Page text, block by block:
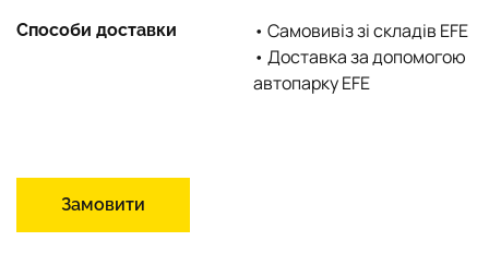
Способи доставки
• Самовивіз зі складів EFE
• Доставка за допомогою
автопарку EFE
Замовити